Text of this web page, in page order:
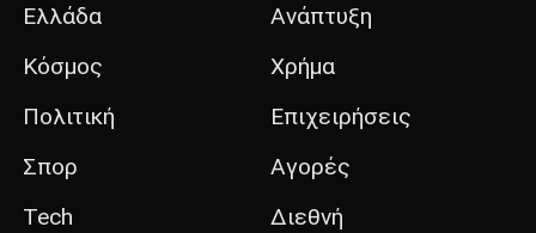
Ελλάδα
Κόσμος
Πολιτική
Σπορ
Tech
Ανάπτυξη
Χρήμα
Επιχειρήσεις
Αγορές
Διεθνή